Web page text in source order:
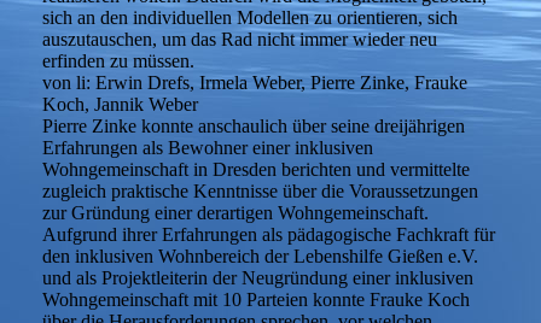
sich an den individuellen Modellen zu orientieren, sich
auszutauschen, um das Rad nicht immer wieder neu
erfinden zu müssen.
von li: Erwin Drefs, Irmela Weber, Pierre Zinke, Frauke
Koch, Jannik Weber
Pierre Zinke konnte anschaulich über seine dreijährigen
Erfahrungen als Bewohner einer inklusiven
Wohngemeinschaft in Dresden berichten und vermittelte
zugleich praktische Kenntnisse über die Voraussetzungen
zur Gründung einer derartigen Wohngemeinschaft.
Aufgrund ihrer Erfahrungen als pädagogische Fachkraft für
den inklusiven Wohnbereich der Lebenshilfe Gießen e.V.
und als Projektleiterin der Neugründung einer inklusiven
Wohngemeinschaft mit 10 Parteien konnte Frauke Koch